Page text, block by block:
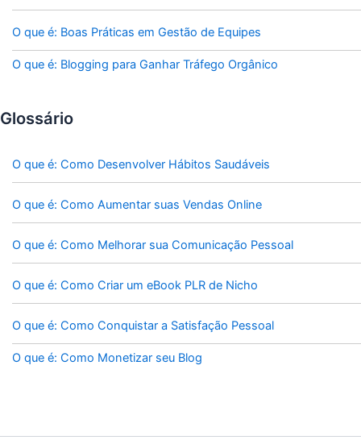
O que é: Boas Práticas em Gestão de Equipes
O que é: Blogging para Ganhar Tráfego Orgânico
Glossário
O que é: Como Desenvolver Hábitos Saudáveis
O que é: Como Aumentar suas Vendas Online
O que é: Como Melhorar sua Comunicação Pessoal
O que é: Como Criar um eBook PLR de Nicho
O que é: Como Conquistar a Satisfação Pessoal
O que é: Como Monetizar seu Blog